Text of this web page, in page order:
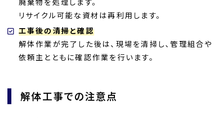
リサイクル可能な資材は再利用します。
工事後の清掃と確認
解体作業が完了した後は、現場を清掃し、管理組合や
依頼主とともに確認作業を行います。
解体工事での注意点